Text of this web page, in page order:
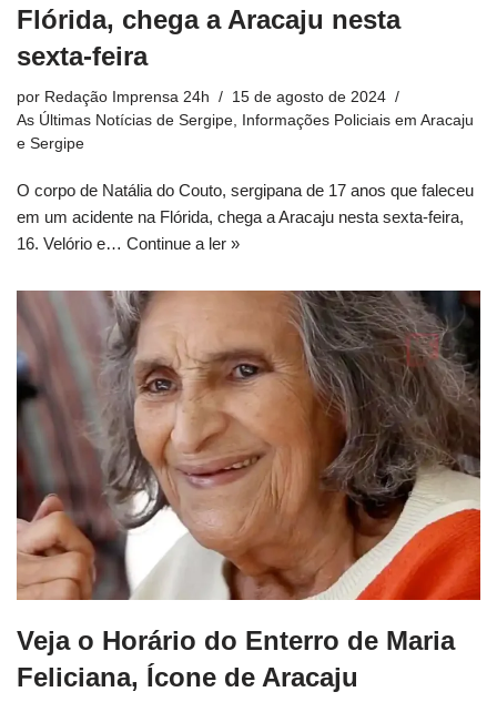
Flórida, chega a Aracaju nesta
sexta-feira
por Redação Imprensa 24h
15 de agosto de 2024
As Últimas Notícias de Sergipe,
Informações Policiais em Aracaju
e Sergipe
O corpo de Natália do Couto, sergipana de 17 anos que faleceu
em um acidente na Flórida, chega a Aracaju nesta sexta-feira,
16. Velório e… Continue a ler »
Veja o Horário do Enterro de Maria
Feliciana, Ícone de Aracaju